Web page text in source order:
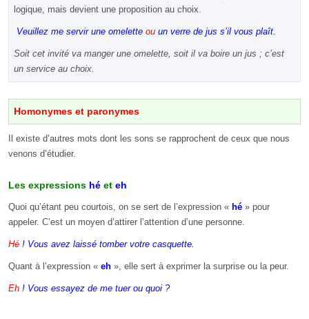
logique, mais devient une proposition au choix.
Veuillez me servir une omeletteou un verre de jus s’il vous plaît.
Soit cet invité va manger une omelette, soit il va boire un jus ; c’est
un service au choix.
Homonymes et paronymes
Il existe d’autres mots dont les sons se rapprochent de ceux que nous
venons d’étudier.
Les expressions hé eteh
Quoi qu’étant peu courtois, on se sert de l’expression «hé » pour
appeler. C’est un moyen d’attirer l’attention d’une personne.
Hé ! Vous avez laissé tomber votre casquette.
Quant à l’expression «eh », elle sert à exprimer la surprise ou la peur.
Eh ! Vous essayez de me tuer ou quoi ?